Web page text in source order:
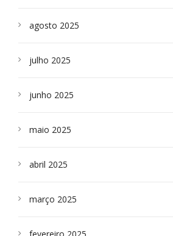
agosto 2025
julho 2025
junho 2025
maio 2025
abril 2025
março 2025